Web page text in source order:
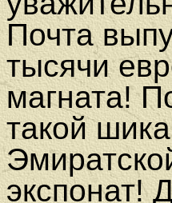
Почта
тысячи
магната!
такой
экспонат!